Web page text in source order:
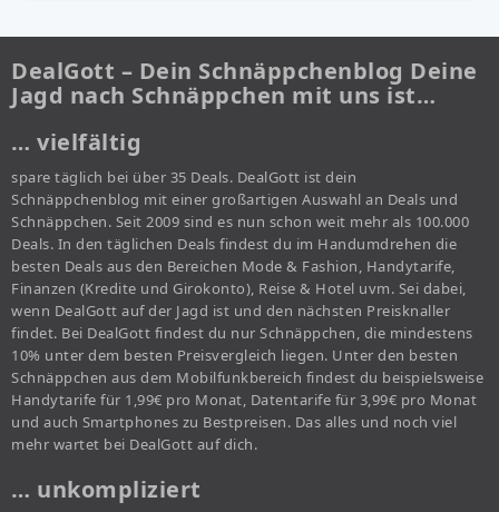
DealGott – Dein Schnäppchenblog Deine
Jagd nach Schnäppchen mit uns ist…
… vielfältig
spare täglich bei über 35 Deals. DealGott ist dein
Schnäppchenblog mit einer großartigen Auswahl an Deals und
Schnäppchen. Seit 2009 sind es nun schon weit mehr als 100.000
Deals. In den täglichen Deals findest du im Handumdrehen die
besten Deals aus den Bereichen Mode & Fashion, Handytarife,
Finanzen (Kredite und Girokonto), Reise & Hotel uvm. Sei dabei,
wenn DealGott auf der Jagd ist und den nächsten Preisknaller
findet. Bei DealGott findest du nur Schnäppchen, die mindestens
10% unter dem besten Preisvergleich liegen. Unter den besten
Schnäppchen aus dem Mobilfunkbereich findest du beispielsweise
Handytarife für 1,99€ pro Monat, Datentarife für 3,99€ pro Monat
und auch Smartphones zu Bestpreisen. Das alles und noch viel
mehr wartet bei DealGott auf dich.
… unkompliziert